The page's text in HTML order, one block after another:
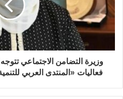
وزيرة التضامن الاجتماعي
فعاليات «المنتدى العربي